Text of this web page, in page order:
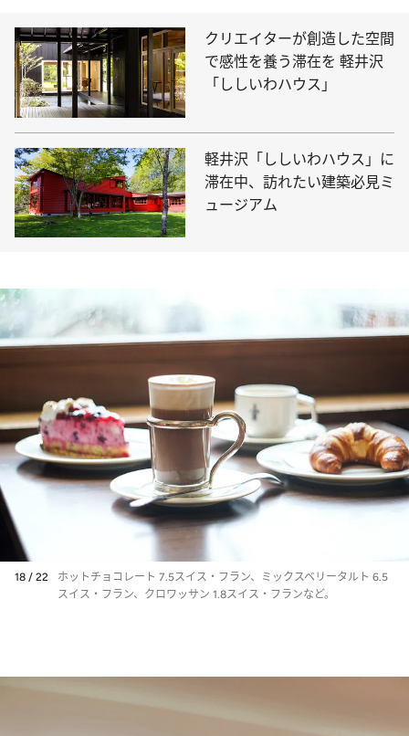
クリエイターが創造した空間
で感性を養う滞在を 軽井沢
「ししいわハウス」
軽井沢「ししいわハウス」に
滞在中、訪れたい建築必見ミ
ュージアム
18 / 22
ホットチョコレート 7.5スイス・フラン、ミックスベリータルト 6.5
スイス・フラン、クロワッサン 1.8スイス・フランなど。